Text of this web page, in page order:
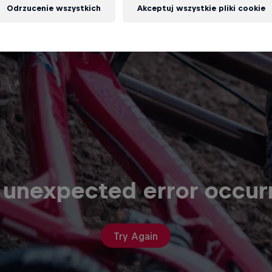
error
Try Again
Odrzucenie wszystkich Akceptuj wszystkie pliki cookie